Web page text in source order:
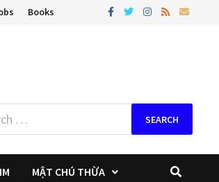
Books
MẬT CHÚ THỪA